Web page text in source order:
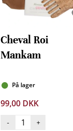
Cheval Roi
Mankam
På lager
99,00 DKK
- +